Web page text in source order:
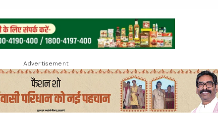
Advertisement